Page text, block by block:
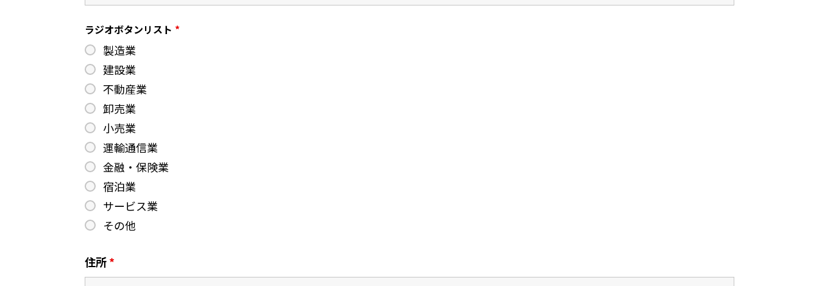
ラジオボタンリスト *
製造業
建設業
不動産業
卸売業
小売業
運輸通信業
金融・保険業
宿泊業
サービス業
その他
住所*